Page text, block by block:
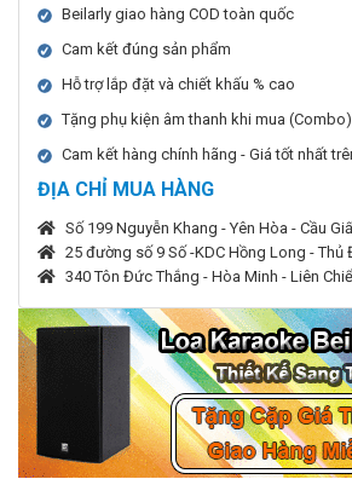
Beilarly giao hàng COD toàn quốc
Cam kết đúng sản phẩm
Hỗ trợ lắp đặt và chiết khấu % cao
Tặng phụ kiện âm thanh khi mua (Combo)
Cam kết hàng chính hãng - Giá tốt nhất
ĐỊA CHỈ MUA HÀNG
Số 199 Nguyễn Khang - Yên Hòa - Cầu
25 đường số 9 Số -KDC Hồng Long - Thủ
340 Tôn Đức Thắng - Hòa Minh - Liên